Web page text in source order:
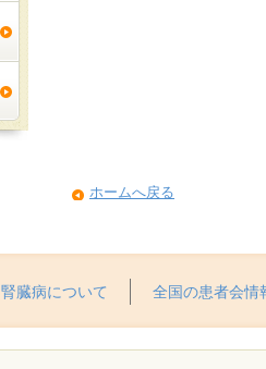
ホームへ戻る
腎臓病について 全国の患者会情